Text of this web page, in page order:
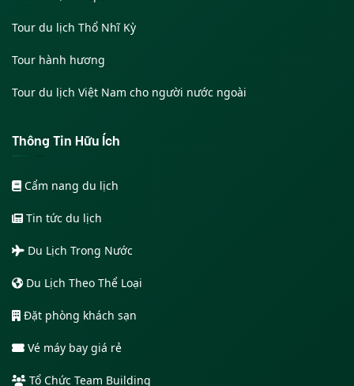
Tour du lịch Thổ Nhĩ Kỳ
Tour hành hương
Tour du lịch Việt Nam cho người nước ngoài
Thông Tin Hữu Ích
Cẩm nang du lịch
Tin tức du lịch
Du Lịch Trong Nước
Du Lịch Theo Thể Loại
Đặt phòng khách sạn
Vé máy bay giá rẻ
Tổ Chức Team Building